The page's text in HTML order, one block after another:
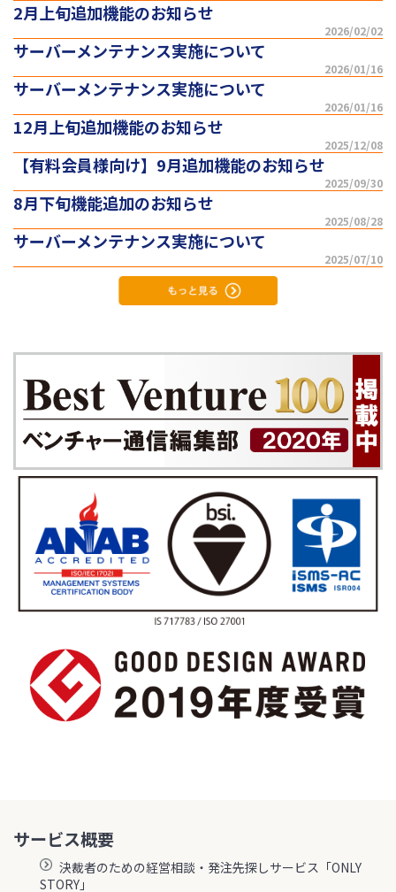
2月上旬追加機能のお知らせ
2026/02/02
サーバーメンテナンス実施について
2026/01/16
サーバーメンテナンス実施について
2026/01/16
12月上旬追加機能のお知らせ
2025/12/08
【有料会員様向け】9月追加機能のお知らせ
2025/09/30
8月下旬機能追加のお知らせ
2025/08/28
サーバーメンテナンス実施について
2025/07/10
サービス概要
決裁者のための経営相談・発注先探しサービス「ONLY
STORY」